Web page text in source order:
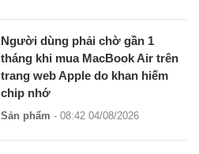
Người dùng phải chờ gần 1
tháng khi mua MacBook Air trên
trang web Apple do khan hiếm
chip nhớ
Sản phẩm - 08:42 04/08/2026